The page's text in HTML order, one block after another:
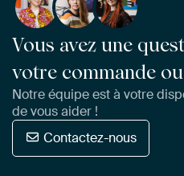
Vous avez une
votre commande
Notre équipe est à votre
de vous aider !
Contactez-nous